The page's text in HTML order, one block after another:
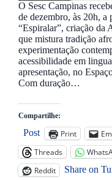
O Sesc Campinas
de dezembro, às 20h, a
“Espiralar”, criação da
que mistura tradição
experimentação
acessibilidade em
apresentação, no
Com duração…
Compartilhe:
Post Print
Threads
Reddit
Share on